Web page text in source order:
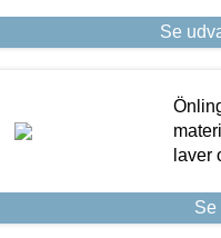
Se
laver
Se